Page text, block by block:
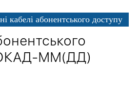
кабелі абонентського доступу
ММ(ДД)